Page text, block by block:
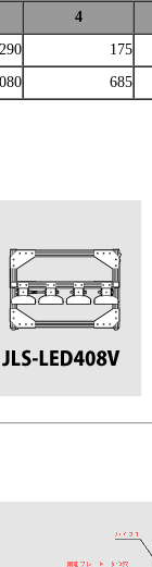
4
290
175
685